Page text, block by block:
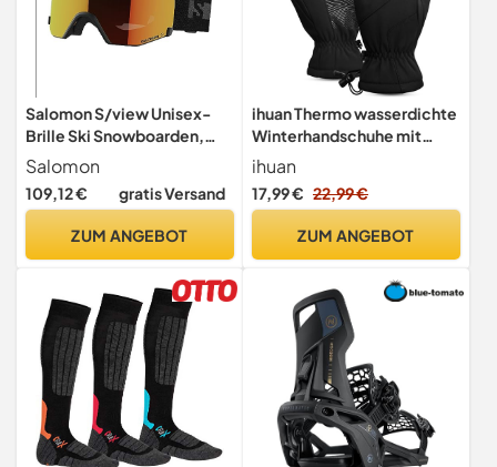
Salomon S/view Unisex-
Brille Ski Snowboarden,
Erweitertes Sichtfeld,
Sehschärfe und
Blendungsreduzierung und
Schwarz, Einheitsgröße
Salomon
109,12 € gratis Versand
ZUM ANGEBOT
ihuan Thermo wasserdichte
Winterhandschuhe mit
Touchscreen –
Skihandschuhe &
Fahrradhandschuhe für
Schwarz
ihuan
17,99 € 22,99 €
ZUM ANGEBOT